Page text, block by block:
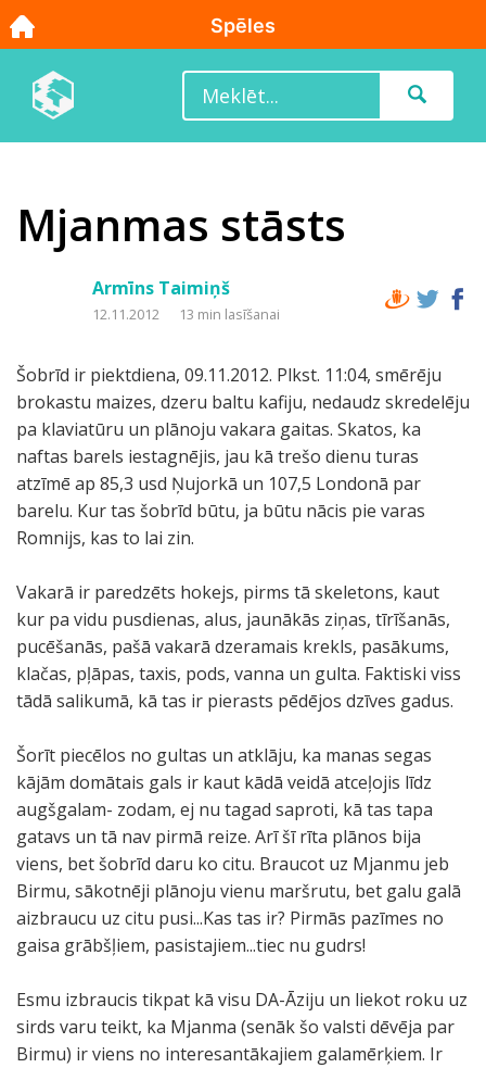
Mjanmas stāsts
Armīns Taimiņš
12.11.2012 13 min lasīšanai
Šobrīd ir piektdiena, 09.11.2012. Plkst. 11:04, smērēju
brokastu maizes, dzeru baltu kafiju, nedaudz skredelēju
pa klaviatūru un plānoju vakara gaitas. Skatos, ka
naftas barels iestagnējis, jau kā trešo dienu turas
atzīmē ap 85,3 usd Ņujorkā un 107,5 Londonā par
barelu. Kur tas šobrīd būtu, ja būtu nācis pie varas
Romnijs, kas to lai zin.
Vakarā ir paredzēts hokejs, pirms tā skeletons, kaut
kur pa vidu pusdienas, alus, jaunākās ziņas, tīrīšanās,
pucēšanās, pašā vakarā dzeramais krekls, pasākums,
klačas, pļāpas, taxis, pods, vanna un gulta. Faktiski viss
tādā salikumā, kā tas ir pierasts pēdējos dzīves gadus.
Šorīt piecēlos no gultas un atklāju, ka manas segas
kājām domātais gals ir kaut kādā veidā atceļojis līdz
augšgalam- zodam, ej nu tagad saproti, kā tas tapa
gatavs un tā nav pirmā reize. Arī šī rīta plānos bija
viens, bet šobrīd daru ko citu. Braucot uz Mjanmu jeb
Birmu, sākotnēji plānoju vienu maršrutu, bet galu galā
aizbraucu uz citu pusi...Kas tas ir? Pirmās pazīmes no
gaisa grābšļiem, pasistajiem...tiec nu gudrs!
Esmu izbraucis tikpat kā visu DA-Āziju un liekot roku uz
sirds varu teikt, ka Mjanma (senāk šo valsti dēvēja par
Birmu) ir viens no interesantākajiem galamērķiem. Ir